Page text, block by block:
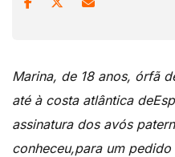
Marina, de 18 anos, órfã
até à costa atlântica
assinatura dos avós
conheceu,para um